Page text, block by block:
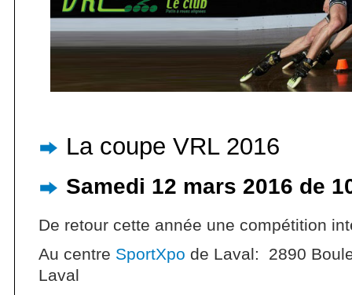
La coupe VRL 2016
Samedi 12 mars 2016 de
De retour cette année une compétition
Au centre SportXpo de Laval: 2890
Laval